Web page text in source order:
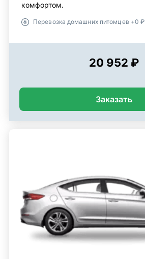
комфортом.
Перевозка домашних питомцев +0 ₽
20 952 ₽
Заказать